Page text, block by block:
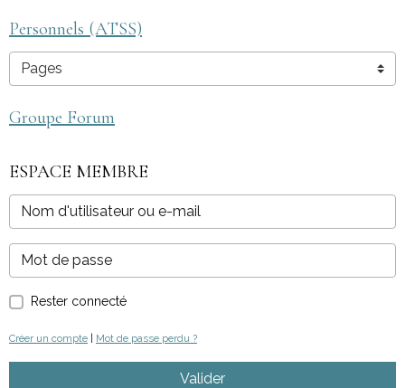
Personnels (ATSS)
Groupe Forum
ESPACE MEMBRE
Rester connecté
Créer un compte Mot de passe perdu ?
Valider